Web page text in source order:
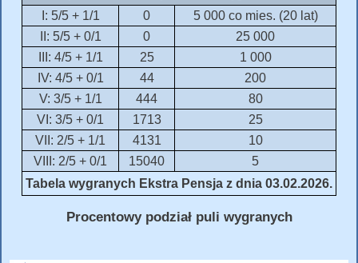
I: 5/5 + 1/1 0
5 000 co mies. (20 lat)
II: 5/5 + 0/1
0
25 000
III: 4/5 + 1/1
25
1 000
IV: 4/5 + 0/1
44
200
V: 3/5 + 1/1
444
80
VI: 3/5 + 0/1
1713
25
VII: 2/5 + 1/1
4131
10
VIII: 2/5 + 0/1
15040
5
Tabela wygranych Ekstra Pensja z dnia 03.02.2026.
Procentowy podział puli wygranych